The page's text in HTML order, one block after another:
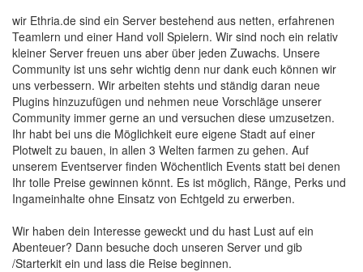
wir Ethria.de sind ein Server bestehend aus netten, erfahrenen
Teamlern und einer Hand voll Spielern. Wir sind noch ein relativ
kleiner Server freuen uns aber über jeden Zuwachs. Unsere
Community ist uns sehr wichtig denn nur dank euch können wir
uns verbessern. Wir arbeiten stehts und ständig daran neue
Plugins hinzuzufügen und nehmen neue Vorschläge unserer
Community immer gerne an und versuchen diese umzusetzen.
Ihr habt bei uns die Möglichkeit eure eigene Stadt auf einer
Plotwelt zu bauen, in allen 3 Welten farmen zu gehen. Auf
unserem Eventserver finden Wöchentlich Events statt bei denen
Ihr tolle Preise gewinnen könnt. Es ist möglich, Ränge, Perks und
Ingameinhalte ohne Einsatz von Echtgeld zu erwerben.
Wir haben dein Interesse geweckt und du hast Lust auf ein
Abenteuer? Dann besuche doch unseren Server und gib
/Starterkit ein und lass die Reise beginnen.